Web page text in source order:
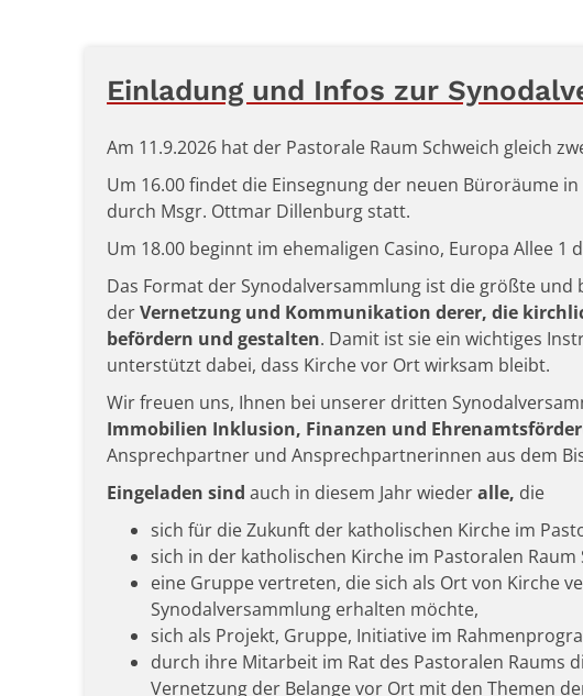
Einladung und Infos zur
Am 11.9.2026 hat der Pastorale Raum Schweich gleich
Um 16.00 findet die Einsegnung der neuen Büroräume
durch Msgr. Ottmar Dillenburg statt.
Um 18.00 beginnt im ehemaligen Casino, Europa Allee 1
Das Format der Synodalversammlung ist die größte
derVernetzung und Kommunikation derer, die
befördern und gestalten. Damit ist sie ein wichtiges
unterstützt dabei, dass Kirche vor Ort wirksam bleibt.
Wir freuen uns, Ihnen bei unserer dritten
Immobilien Inklusion, Finanzen und
Ansprechpartner und Ansprechpartnerinnen aus dem
Eingeladen sind auch in diesem Jahr wiederalle, die
sich für die Zukunft der katholischen Kirche im
sich in der katholischen Kirche im Pastoralen
eine Gruppe vertreten, die sich als Ort von Kirche
Synodalversammlung erhalten möchte,
sich als Projekt, Gruppe, Initiative im
durch ihre Mitarbeit im Rat des Pastoralen Raums
Vernetzung der Belange vor Ort mit den Themen